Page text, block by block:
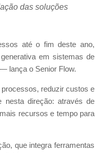
das soluções
até o fim deste ano,
em sistemas de
lança o Senior Flow.
reduzir custos e
nesta direção: através de
recursos e tempo para
que integra ferramentas